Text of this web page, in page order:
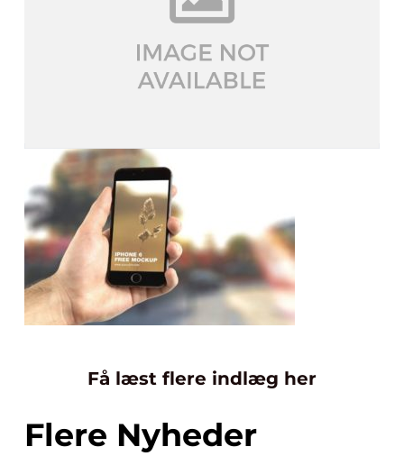
Få læst flere indlæg her
Flere Nyheder